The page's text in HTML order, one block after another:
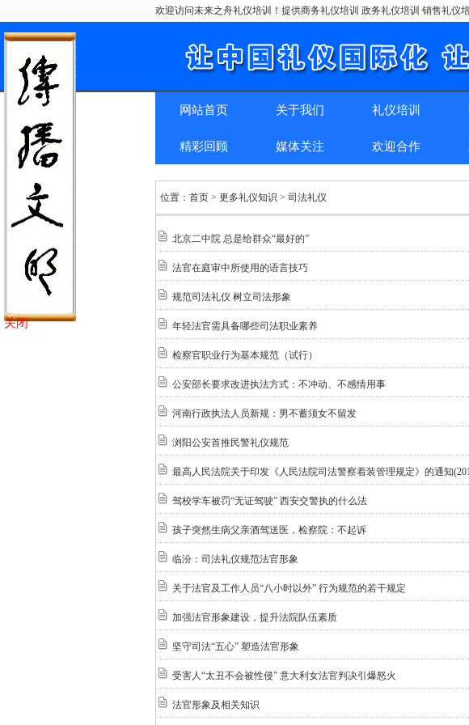
欢迎访问未来之舟礼仪培训！提供商务礼仪培训 政务礼仪培训 销售礼
网站首页 关于我们 礼仪培训
精彩回顾 媒体关注 欢迎合作
位置： 首页 > 更多礼仪知识 > 司法礼仪
北京二中院 总是给群众“最好的”
法官在庭审中所使用的语言技巧
规范司法礼仪 树立司法形象
年轻法官需具备哪些司法职业素养
检察官职业行为基本规范（试行）
公安部长要求改进执法方式：不冲动、不感情用事
河南行政执法人员新规：男不蓄须女不留发
浏阳公安首推民警礼仪规范
最高人民法院关于印发《人民法院司法警察着装管理规定》的通知
驾校学车被罚“无证驾驶” 西安交警执的什么法
孩子突然生病父亲酒驾送医，检察院：不起诉
临汾：司法礼仪规范法官形象
关于法官及工作人员“八小时以外” 行为规范的若干规定
加强法官形象建设，提升法院队伍素质
坚守司法“五心” 塑造法官形象
受害人“太丑不会被性侵” 意大利女法官判决引爆怒火
法官形象及相关知识
关闭